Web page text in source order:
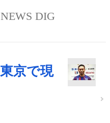
DIG
京で現